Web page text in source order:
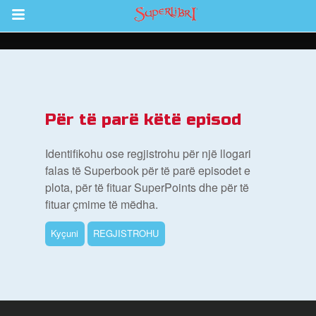
Return to Content
Për të parë këtë episod
Identifikohu ose regjistrohu për një llogari
falas të Superbook për të parë episodet e
plota, për të fituar SuperPoints dhe për të
fituar çmime të mëdha.
Kyçuni REGJISTROHU